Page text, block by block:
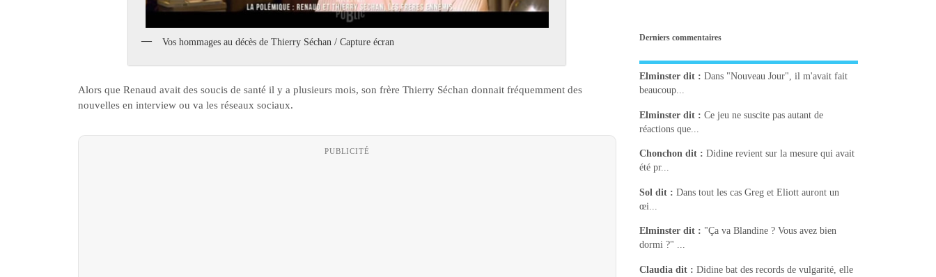
Vos hommages au décès de Thierry Séchan / Capture écran
Alors que Renaud avait des soucis de santé il y a plusieurs mois, son frère Thierry Séchan donnait fréquemment des
nouvelles en interview ou va les réseaux sociaux.
PUBLICITÉ
Derniers commentaires
Elminster dit : Dans "Nouveau Jour", il m'avait fait
beaucoup...
Elminster dit : Ce jeu ne suscite pas autant de
réactions que...
Chonchon dit : Didine revient sur la mesure qui avait
été pr...
Sol dit : Dans tout les cas Greg et Eliott auront un
œi...
Elminster dit : "Ça va Blandine ? Vous avez bien
dormi ?" ...
Claudia dit : Didine bat des records de vulgarité, elle